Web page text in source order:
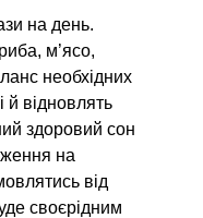
на день.
м’ясо,
необхідних
й відновлять
здоровий сон
на
від
своєрідним